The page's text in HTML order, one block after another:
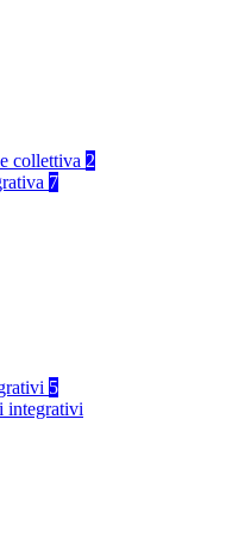
collettiva 2
7
5
integrativi